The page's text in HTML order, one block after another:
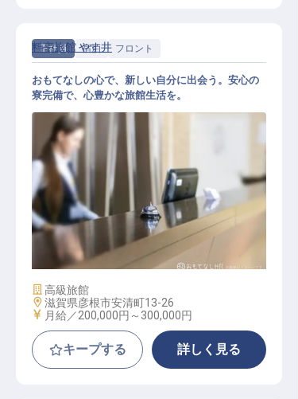
正社員 宿泊 フロント
フロント
料亭旅館 やす井
おもてなしの心で、新しい自分に出会う。安心の
寮完備で、心豊かな旅館生活を。
施設業態
高級旅館
勤務地
滋賀県彦根市安清町13-26
給与
月給／200,000円～ 300,000円
キープする 詳しく見る